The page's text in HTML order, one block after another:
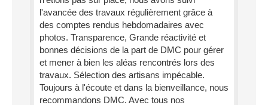
l'avancée des travaux régulièrement grâce à
des comptes rendus hebdomadaires avec
photos. Transparence, Grande réactivité et
bonnes décisions de la part de DMC pour gérer
et mener à bien les aléas rencontrés lors des
travaux. Sélection des artisans impécable.
Toujours à l'écoute et dans la bienveillance, nous
recommandons DMC. Avec tous nos